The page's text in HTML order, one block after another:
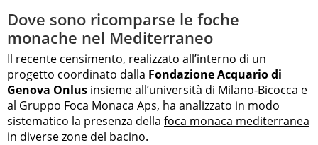
Dove sono ricomparse le foche
monache nel Mediterraneo
Il recente censimento, realizzato all’interno di un
progetto coordinato dalla Fondazione Acquario di
Genova Onlus insieme all’università di Milano-Bicocca e
al Gruppo Foca Monaca Aps, ha analizzato in modo
sistematico la presenza della foca monaca mediterranea
in diverse zone del bacino.